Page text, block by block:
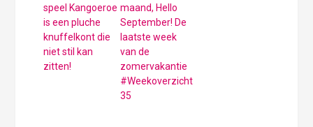
speel Kangoeroe
is een pluche
knuffelkont die
niet stil kan
zitten!
maand, Hello
September! De
laatste week
van de
zomervakantie
#Weekoverzicht
35